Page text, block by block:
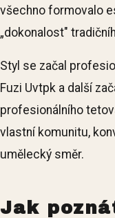
všechno formovalo
„dokonalost"
Styl se začal
Fuzi Uvtpk a další
profesionálního
vlastní komunitu,
umělecký směr.
Jak